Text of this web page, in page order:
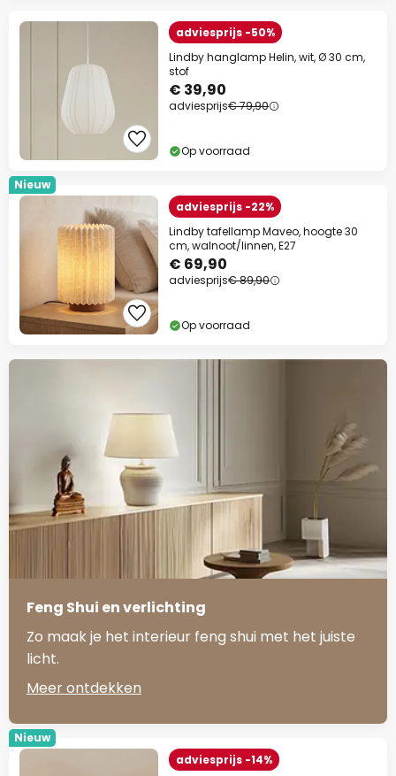
adviesprijs -50%
Lindby hanglamp Helin, wit, Ø 30 cm,
stof
€ 39,90
adviesprijs€ 79,90
Op voorraad
Nieuw
adviesprijs -22%
Lindby tafellamp Maveo, hoogte 30
cm, walnoot/linnen, E27
€ 69,90
adviesprijs€ 89,90
Op voorraad
Feng Shui en verlichting
Zo maak je het interieur feng shui met het juiste
licht.
Meer ontdekken
Nieuw
adviesprijs -14%